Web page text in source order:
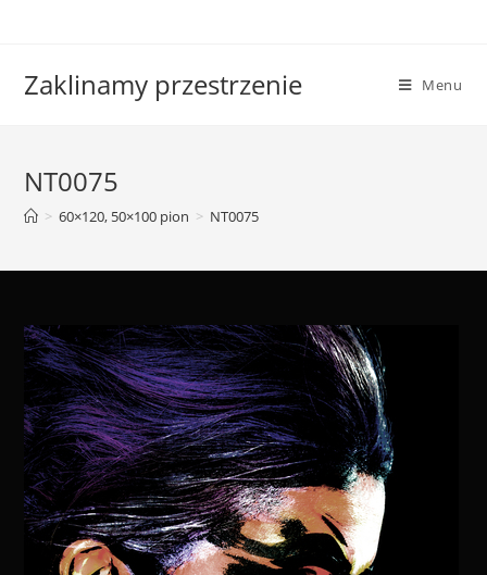
Zaklinamy przestrzenie Menu
NT0075
> 60×120, 50×100 pion > NT0075